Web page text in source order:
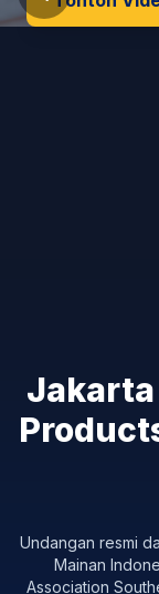
Dokumen &
Undangan resmi
Mainan
Association